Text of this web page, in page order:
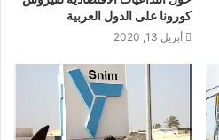
كورونا على الدول العربية
أبريل 13, 2020